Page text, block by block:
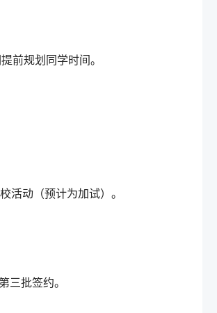
前规划同学时间。
活动（预计为加试）。
三批签约。